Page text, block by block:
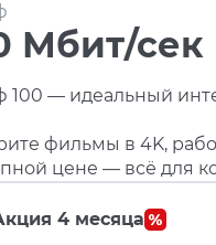
Мбит/сек
100 — идеальный
фильмы в 4K,
цене — всё для
4 месяца